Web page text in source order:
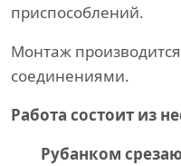
приспособлений.
Монтаж
соединениями.
Работа состоит из
Рубанком